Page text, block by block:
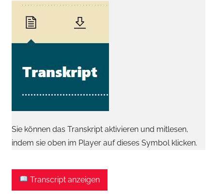
Sie können das Transkript aktivieren und mitlesen,
indem sie oben im Player auf dieses Symbol klicken.
Transcript anzeigen